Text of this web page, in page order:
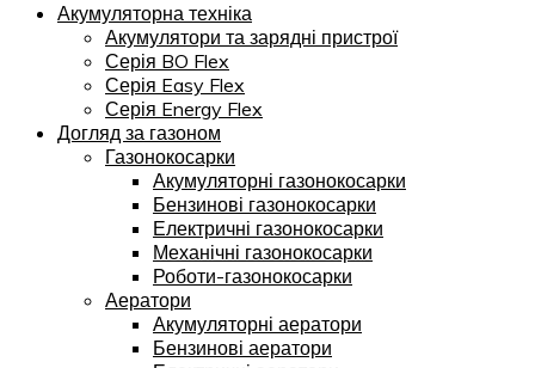
Акумуляторна техніка
Акумулятори та зарядні пристрої
Серія BO Flex
Серія Easy Flex
Серія Energy Flex
Догляд за газоном
Газонокосарки
Акумуляторні газонокосарки
Бензинові газонокосарки
Електричні газонокосарки
Механічні газонокосарки
Роботи-газонокосарки
Аератори
Акумуляторні аератори
Бензинові аератори